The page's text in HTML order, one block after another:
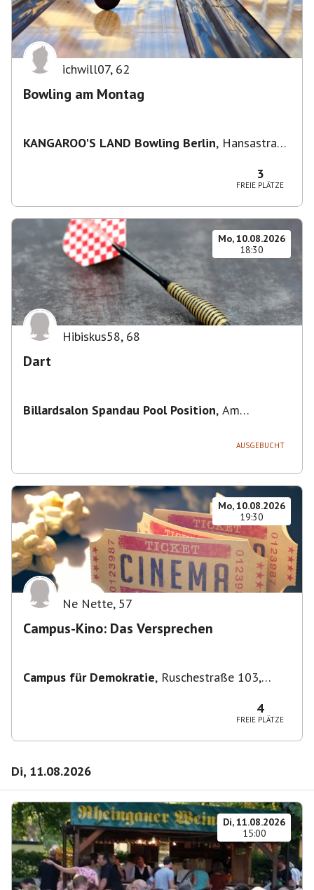
ichwill07, 62
Bowling am Montag
KANGAROO'S LAND Bowling Berlin, Hansastraße
3
FREIE PLÄTZE
Mo, 10.08.2026
18:30
Hibiskus58, 68
Dart
Billardsalon Spandau Pool Position, Am
AUSGEBUCHT
Mo, 10.08.2026
19:30
Ne Nette, 57
Campus-Kino: Das Versprechen
Campus für Demokratie, Ruschestraße 103,
4
FREIE PLÄTZE
Di, 11.08.2026
Di, 11.08.2026
15:00